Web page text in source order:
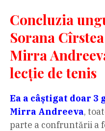
Concluzia
Sorana
Mirra
lecție de tenis
Ea a câștigat doar
Mirra Andreeva,
parte a confruntării a